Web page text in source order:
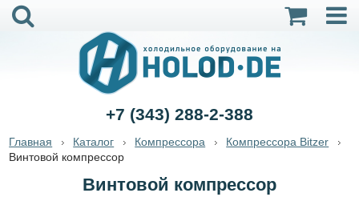
+7 (343) 288-2-388
Главная Каталог Компрессора
Компрессора Bitzer
Винтовой компрессор
Винтовой компрессор